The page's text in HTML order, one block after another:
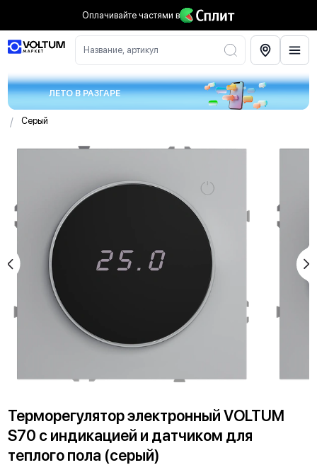
Оплачивайте частями в
Название, артикул
ЛЕТО В РАЗГАРЕ
/ Серый
Терморегулятор электронный VOLTUM
S70 с индикацией и датчиком для
теплого пола (серый)